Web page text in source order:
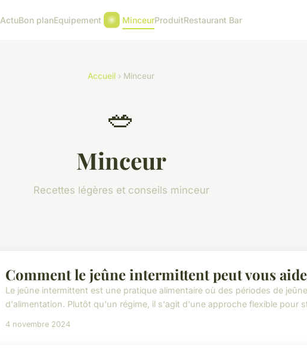
ActuBon planEquipement MinceurProduitRestaurant Bar
Accueil › Minceur
🥗
Minceur
Recettes légères et conseils minceur
Comment le jeûne intermittent peut vous
Le jeûne intermittent est une pratique alimentaire où des périodes de
d'alimentation. Plutôt qu'un régime, il s'agit d'une approche flexible pour
4 novembre 2024